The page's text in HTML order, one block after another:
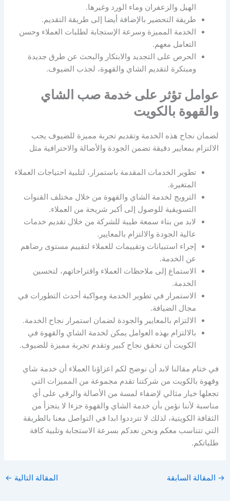
الهيل والزعفران وماء الورد وغيرها.
طريقة التحضير بالإضافة أيضا إلى طريقة التقديم.
الخدمة المميزة وسرعة الإستجابة لطلبات العملاء وحسن
التعامل معهم.
الحرص على التجديد والابتكار والبحث عن طرق جديدة
ومبتكرة لتقديم الشاي والقهوة، لجذب الضيوف.
عوامل تؤثر على خدمة صب الشاي
والقهوة بالكويت
لضمان نجاح هذه الخدمة وتقديم تجربة مميزة للضيوف يجب
الالتزام بمعايير دقيقة تضمن الجودة والأصالة والاحترافية مثل
تطوير الخدمات المقدمة باستمرار، لتلبية احتياجات العملاء
المتغيرة.
الترويج لخدمة الشاي والقهوة من خلال مختلف القنوات
التسويقية للوصول إلى أكبر شريحة من العملاء.
لابد من بناء سمعة طيبة للشركة من خلال تقديم خدمات
عالية الجودة والالتزام بالمعايير.
إجراء استبيانات وتقييمات للعملاء لتقييم مستوى رضاهم
عن الخدمة.
الاستماع إلى ملاحظات العملاء واقتراحاتهم، لتحسين
الخدمة.
الاستمرار في تطوير الخدمة ومواكبة أحدث التطورات في
مجال الضيافة.
الالتزام بالمعايير والجودة لضمان استمرار نجاح الخدمة.
بالالتزام بهذه العوامل يمكن لخدمة الشاي والقهوة في
الكويت أن تحقق نجاح كبير وتقدم تجربة مميزة للضيوف.
في ختام مقالنا لابد أن نوضح لكم اعزاؤنا العملاء أن خدمة شاي
وقهوة بالكويت من شركتنا تقدم مجموعة من المميزات التي
تجعلها خيار مثالي لإضفاء لمسة من الأصالة والرقي على أي
مناسبة لأننا نؤمن بأن خدمة الشاي والقهوة جزءا لا يتجزأ من
الثقافة الكويتية، لذلك لا تترددوا ابدا في التواصل معنا بالطريقة
التي تتناسب معكم ونحن نعدكم بسرعة الاستجابة وتلبية كافة
طلباتكم.
→ المقالة السابقة المقالة التالية ←